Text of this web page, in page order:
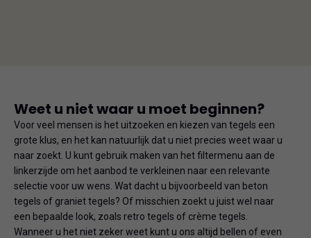
Weet u niet waar u moet beginnen?
Voor veel mensen is het uitzoeken en kiezen van tegels een
grote klus, en het kan natuurlijk dat u niet precies weet waar u
naar zoekt. U kunt gebruik maken van het filtermenu aan de
linkerzijde om het aanbod te verkleinen naar een relevante
selectie voor uw wens. Wat dacht u bijvoorbeeld van beton
tegels of graniet tegels? Of misschien zoekt u juist wel naar
een bepaalde look, zoals retro tegels of crème tegels.
Wanneer u het niet zeker weet kunt u ons altijd bellen of even